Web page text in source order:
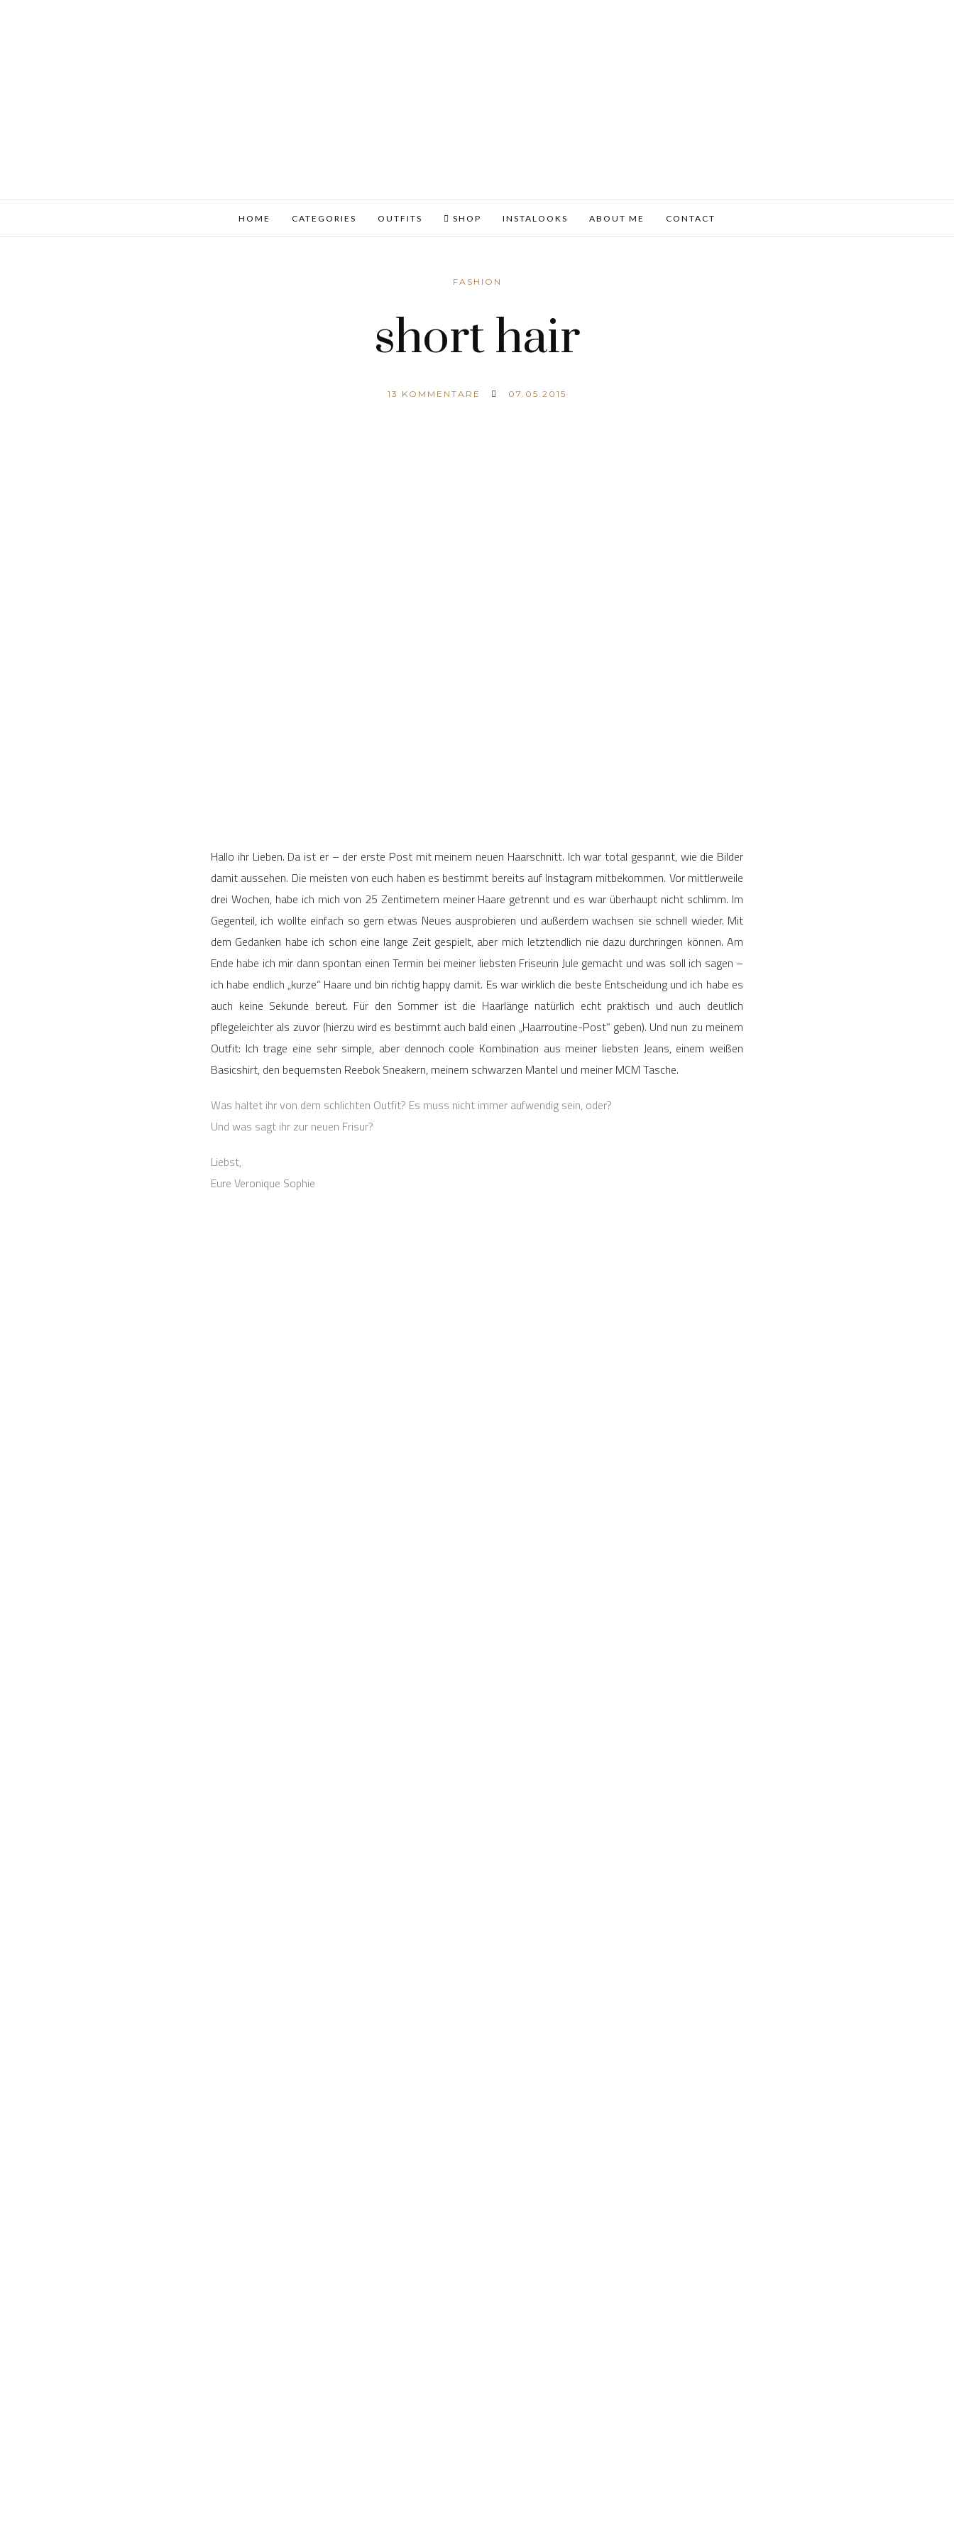
HOME CATEGORIES OUTFITS SHOP INSTALOOKS ABOUT ME CONTACT
FASHION
short hair
13 KOMMENTARE 07.05.2015
Hallo ihr Lieben. Da ist er – der erste Post mit meinem neuen Haarschnitt. Ich war total gespannt, wie die Bilder
damit aussehen. Die meisten von euch haben es bestimmt bereits auf Instagram mitbekommen. Vor mittlerweile
drei Wochen, habe ich mich von 25 Zentimetern meiner Haare getrennt und es war überhaupt nicht schlimm. Im
Gegenteil, ich wollte einfach so gern etwas Neues ausprobieren und außerdem wachsen sie schnell wieder. Mit
dem Gedanken habe ich schon eine lange Zeit gespielt, aber mich letztendlich nie dazu durchringen können. Am
Ende habe ich mir dann spontan einen Termin bei meiner liebsten Friseurin Jule gemacht und was soll ich sagen –
ich habe endlich „kurze“ Haare und bin richtig happy damit. Es war wirklich die beste Entscheidung und ich habe es
auch keine Sekunde bereut. Für den Sommer ist die Haarlänge natürlich echt praktisch und auch deutlich
pflegeleichter als zuvor (hierzu wird es bestimmt auch bald einen „Haarroutine-Post“ geben). Und nun zu meinem
Outfit: Ich trage eine sehr simple, aber dennoch coole Kombination aus meiner liebsten Jeans, einem weißen
Basicshirt, den bequemsten Reebok Sneakern, meinem schwarzen Mantel und meiner MCM Tasche.
Was haltet ihr von dem schlichten Outfit? Es muss nicht immer aufwendig sein, oder?
Und was sagt ihr zur neuen Frisur?
Liebst,
Eure Veronique Sophie